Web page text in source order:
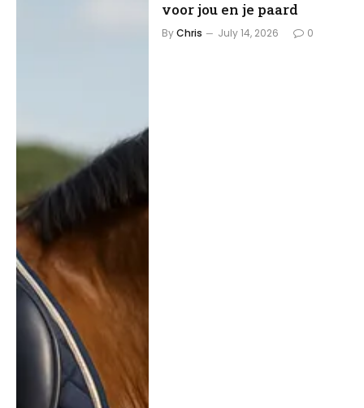
voor jou en je paard
ByChris July 14, 2026 0